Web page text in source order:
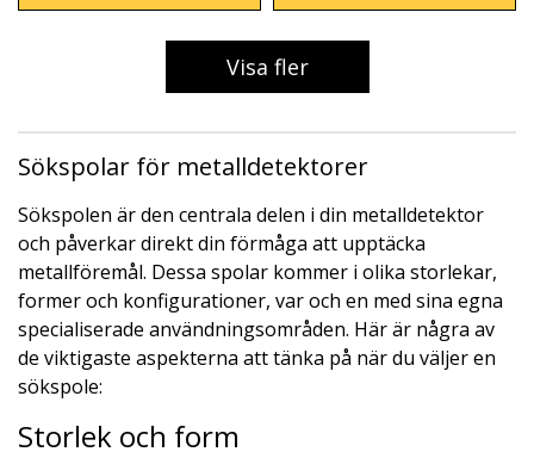
Visa fler
Sökspolar för metalldetektorer
Sökspolen är den centrala delen i din metalldetektor
och påverkar direkt din förmåga att upptäcka
metallföremål. Dessa spolar kommer i olika storlekar,
former och konfigurationer, var och en med sina egna
specialiserade användningsområden. Här är några av
de viktigaste aspekterna att tänka på när du väljer en
sökspole:
Storlek och form